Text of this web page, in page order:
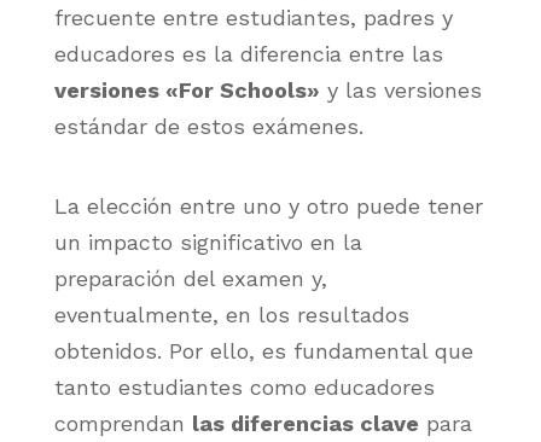
frecuente entre estudiantes, padres y
educadores es la diferencia entre las
versiones «For Schools» y las versiones
estándar de estos exámenes.
La elección entre uno y otro puede tener
un impacto significativo en la
preparación del examen y,
eventualmente, en los resultados
obtenidos. Por ello, es fundamental que
tanto estudiantes como educadores
comprendan las diferencias clave para